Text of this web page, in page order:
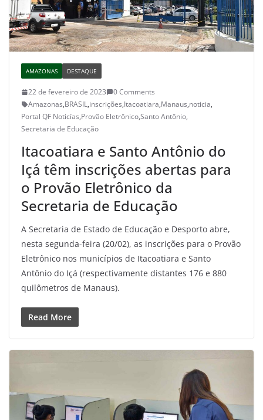
AMAZONAS DESTAQUE
22 de fevereiro de 2023
0 Comments
Amazonas,BRASIL,inscrições,Itacoatiara,Manaus,noticia,
Portal QF Noticías,Provão Eletrônico,Santo Antônio,
Secretaria de Educação
Itacoatiara e Santo Antônio do
Içá têm inscrições abertas para
o Provão Eletrônico da
Secretaria de Educação
A Secretaria de Estado de Educação e Desporto abre,
nesta segunda-feira (20/02), as inscrições para o Provão
Eletrônico nos municípios de Itacoatiara e Santo
Antônio do Içá (respectivamente distantes 176 e 880
quilômetros de Manaus).
Read More